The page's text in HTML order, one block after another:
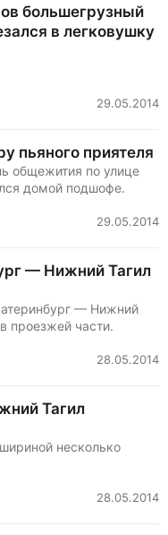
большегрузный
в легковушку
29.05.2014
пьяного приятеля
общежития по улице
домой подшофе.
29.05.2014
— Нижний Тагил
— Нижний
проезжей части.
28.05.2014
Тагил
несколько
28.05.2014